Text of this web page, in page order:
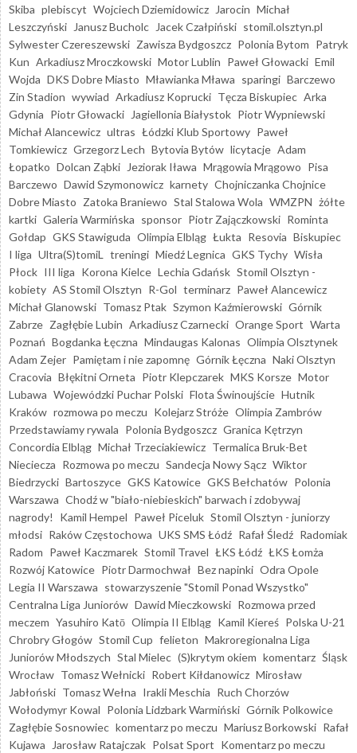
Skiba plebiscyt Wojciech Dziemidowicz Jarocin Michał
Leszczyński
Janusz Bucholc Jacek Czałpiński stomil.olsztyn.pl
Sylwester Czereszewski Zawisza Bydgoszcz Polonia Bytom Patryk
Kun Arkadiusz Mroczkowski Motor Lublin Paweł Głowacki Emil
Wojda DKS Dobre Miasto Mławianka Mława sparingi Barczewo
Zin Stadion wywiad Arkadiusz Koprucki Tęcza Biskupiec Arka
Gdynia Piotr Głowacki Jagiellonia Białystok Piotr Wypniewski
Michał Alancewicz ultras Łódzki Klub Sportowy Paweł
Tomkiewicz Grzegorz Lech Bytovia Bytów licytacje Adam
Łopatko Dolcan Ząbki Jeziorak Iława Mrągowia Mrągowo Pisa
Barczewo Dawid Szymonowicz karnety Chojniczanka Chojnice
Dobre Miasto Zatoka Braniewo Stal Stalowa Wola WMZPN żółte
kartki Galeria Warmińska sponsor Piotr Zajączkowski Rominta
Gołdap GKS Stawiguda Olimpia Elbląg Łukta Resovia Biskupiec
I liga Ultra(S)tomiL treningi Miedź Legnica GKS Tychy Wisła
Płock III liga Korona Kielce Lechia Gdańsk Stomil Olsztyn -
kobiety AS Stomil Olsztyn R-Gol terminarz Paweł Alancewicz
Michał Glanowski Tomasz Ptak Szymon Kaźmierowski Górnik
Zabrze Zagłębie Lubin Arkadiusz Czarnecki Orange Sport Warta
Poznań Bogdanka Łęczna Mindaugas Kalonas Olimpia Olsztynek
Adam Zejer Pamiętam i nie zapomnę Górnik Łęczna Naki Olsztyn
Cracovia Błękitni Orneta Piotr Klepczarek MKS Korsze Motor
Lubawa Wojewódzki Puchar Polski Flota Świnoujście Hutnik
Kraków rozmowa po meczu Kolejarz Stróże Olimpia Zambrów
Przedstawiamy rywala Polonia Bydgoszcz Granica Kętrzyn
Concordia Elbląg Michał Trzeciakiewicz Termalica Bruk-Bet
Nieciecza Rozmowa po meczu Sandecja Nowy Sącz Wiktor
Biedrzycki Bartoszyce GKS Katowice GKS Bełchatów Polonia
Warszawa Chodź w "biało-niebieskich" barwach i zdobywaj
nagrody!
Kamil Hempel Paweł Piceluk Stomil Olsztyn - juniorzy
młodsi Raków Częstochowa UKS SMS Łódź Rafał Śledź Radomiak
Radom Paweł Kaczmarek Stomil Travel ŁKS Łódź ŁKS Łomża
Rozwój Katowice Piotr Darmochwał Bez napinki Odra Opole
Legia II Warszawa stowarzyszenie "Stomil Ponad Wszystko"
Centralna Liga Juniorów Dawid Mieczkowski Rozmowa przed
meczem Yasuhiro Katō Olimpia II Elbląg Kamil Kiereś Polska U-21
Chrobry Głogów Stomil Cup felieton Makroregionalna Liga
Juniorów Młodszych Stal Mielec (S)krytym okiem komentarz Śląsk
Wrocław Tomasz Wełnicki Robert Kiłdanowicz Mirosław
Jabłoński Tomasz Wełna Irakli Meschia Ruch Chorzów
Wołodymyr Kowal Polonia Lidzbark Warmiński Górnik Polkowice
Zagłębie Sosnowiec komentarz po meczu Mariusz Borkowski Rafał
Kujawa
Jarosław Ratajczak Polsat Sport Komentarz po meczu